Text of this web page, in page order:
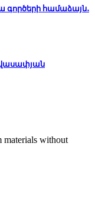
գործերի համաձայն․
materials without